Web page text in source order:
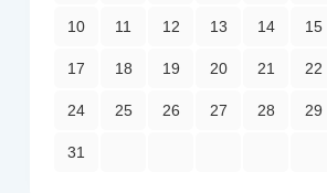
10 11 12 13 14 15
17 18 19 20 21 22
24 25 26 27 28 29
31